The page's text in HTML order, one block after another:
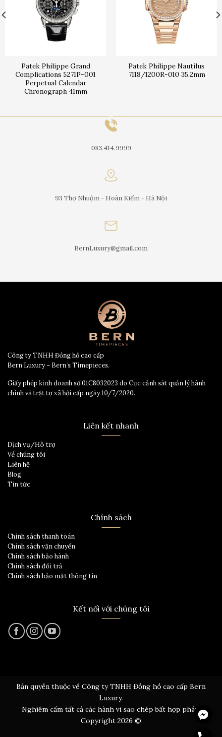
Patek Philippe Grand
Complications 5271P-001
Perpetual Calendar
Chronograph 41mm
Patek Philippe Nautilus
7118/1200R-010 35.2mm
083.414.9999
93 Thợ Nhuộm - Hoàn Kiếm - Hà Nội
BernLuxury@gmail.com
Công ty TNHH Đồng hồ cao cấp
Bern Luxury – Bern’s Timepieces.
Giấy phép kinh doanh số 01C8032023 do Cục cảnh sát quản lý hành
chính và trật tự xã hội cấp ngày 10/7/2020.
Liên kết nhanh
Dịch vụ/Hỗ trợ
Về chúng tôi
Liên hệ
Blog
Tin tức
Chính sách
Chính sách thanh toán
Chính sách vận chuyển
Chính sách bảo hành
Chính sách đổi trả
Chính sách bảo mật thông tin
Kết nối với chúng tôi
Bản quyền thuộc về Công ty TNHH Đồng hồ cao cấp Bern
Luxury.
Nghiêm cấm tất cả các hành vi sao chép bất hợp pháp.
Copyright 2026 ©